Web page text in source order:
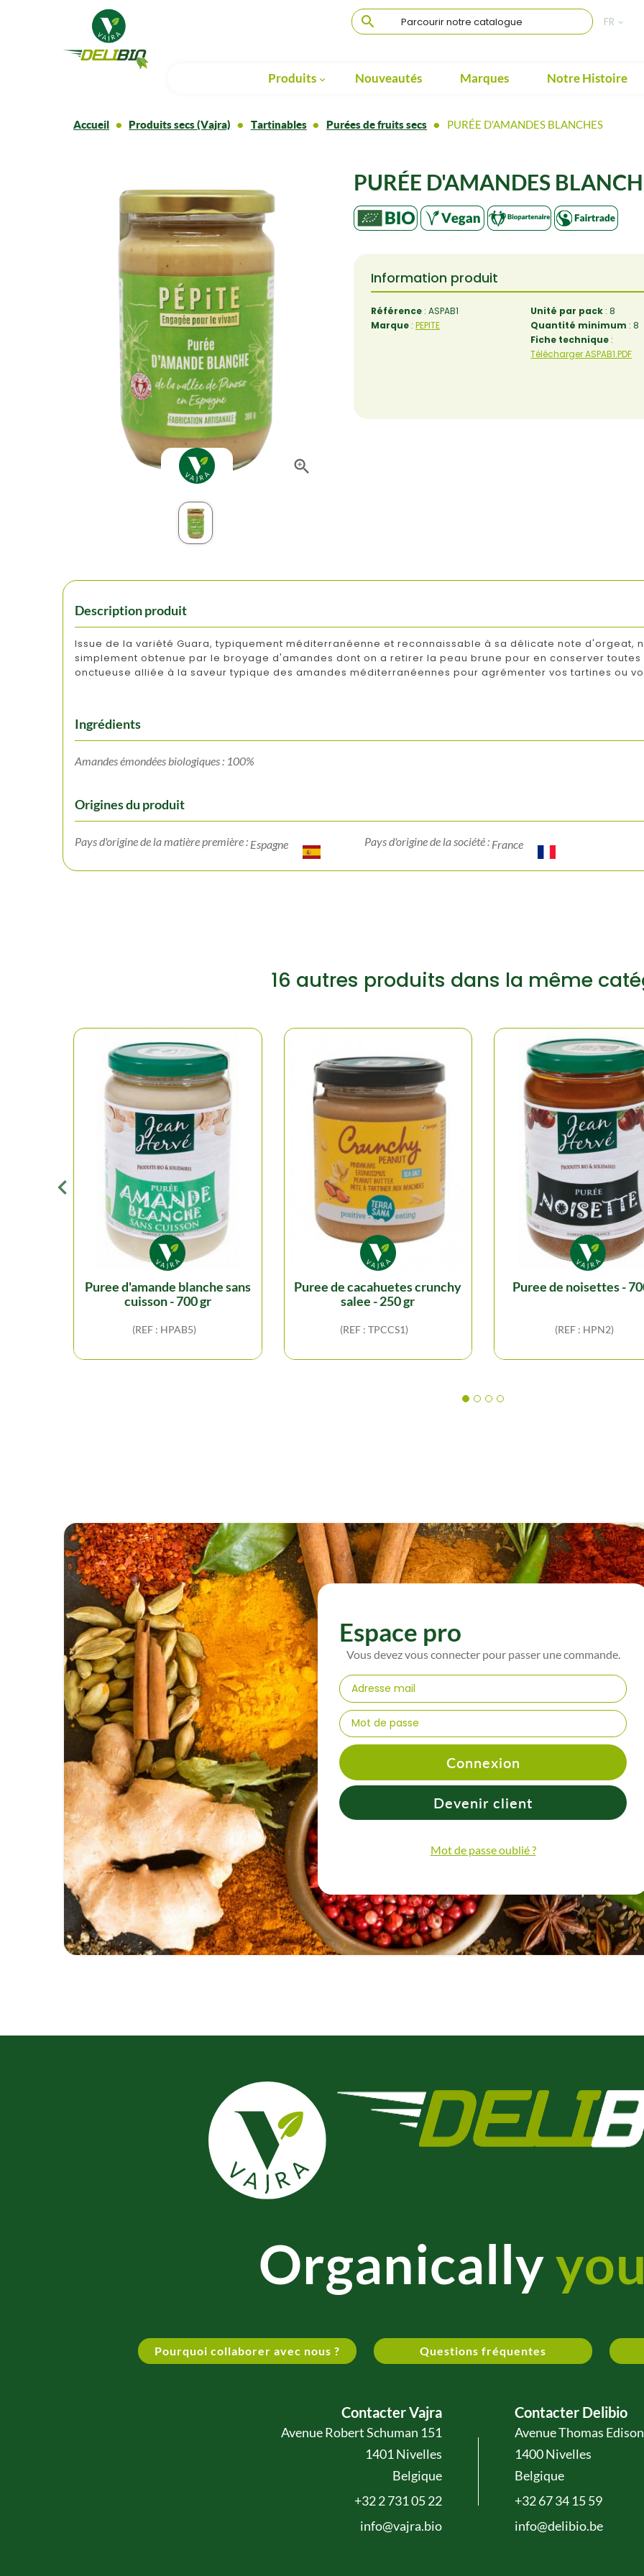
 FR 

Produits Nouveautés Marques Notre Histoire
Accueil Produits secs (Vajra) Tartinables Purées de fruits secs PURÉE D'AMANDES BLANCHES

PURÉE D'AMANDES
Information produit
Référence: ASPAB1
Marque: PEPITE
Unité par pack : 8
Quantité minimum : 8
Fiche technique :
Télécharger ASPAB1.PDF
Description produit
Issue de la variété Guara, typiquement méditerranéenne et reconnaissable à sa délicate note d'orgeat,
simplement obtenue par le broyage d'amandes dont on a retirer la peau brune pour en conserver toutes
onctueuse alliée à la saveur typique des amandes méditerranéennes pour agrémenter vos tartines ou
Ingrédients
Amandes émondées biologiques : 100%
Origines du produit
Pays d'origine de la matière première : Espagne Pays d'origine de la société : France
16 autres produits dans la même
puree d'amande blanche sans
cuisson - 700 gr
(REF : HPAB5)
puree de cacahuetes crunchy
salee - 250 gr
(REF : TPCCS1)
puree de noisettes -
(REF : HPN2)
Espace pro
Vous devez vous connecter pour passer une commande.
Connexion
Devenir client
Mot de passe oublié ?
Organically
Pourquoi collaborer avec nous ? Questions fréquentes
Contacter Vajra
Avenue Robert Schuman 151
1401 Nivelles
Belgique
+32 2 731 05 22
info@vajra.bio
Contacter Delibio
Avenue Thomas
1400 Nivelles
Belgique
+32 67 34 15 59
info@delibio.be